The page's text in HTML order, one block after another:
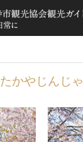
たかやじんじゃ